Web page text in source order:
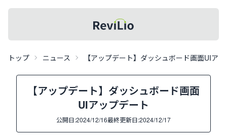
トップ ニュース 【アップデート】ダッシュボード画面UIア
【アップデート】ダッシュボード画面
UIアップデート
公開日:2024/12/16最終更新日:2024/12/17